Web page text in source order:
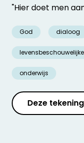
"Hier doet men
God dialoog
onderwijs
Deze